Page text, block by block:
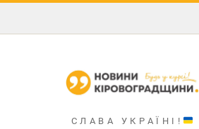
СЛАВА УКРАЇНІ!